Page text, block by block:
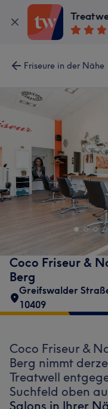
Friseure in der Nähe
Coco Friseur &
Berg
Greifswalder
10409
Coco Friseur &
Berg nimmt
Treatwell
Suchfeld oben
Salons in Ihrer